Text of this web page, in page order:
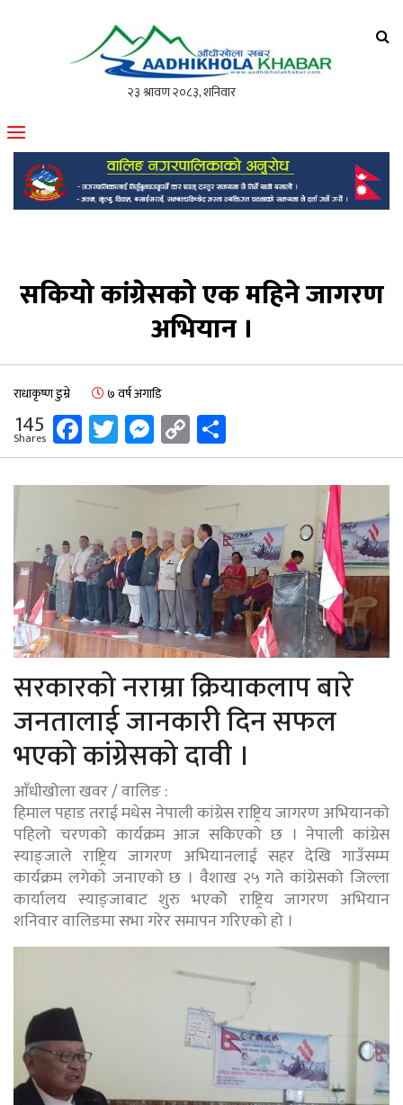
मोफसलकै लोकप्रिय अनलाइन पत्रिका
सकियो कांग्रेसको एक महिने जागरण
अभियान ।
राधाकृष्ण डुम्रे ७ वर्ष अगाडि
145
Shares Facebook
Twitter
Messenger
Copy
Link
सरकारको नराम्रा क्रियाकलाप बारे
जनतालाई जानकारी दिन सफल
भएको कांग्रेसको दावी ।
आँधीखोला खवर / वालिङ :
हिमाल पहाड तराई मधेस नेपाली कांग्रेस राष्ट्रिय जागरण अभियानको
पहिलो चरणको कार्यक्रम आज सकिएको छ । नेपाली कांग्रेस
स्याङ्जाले राष्ट्रिय जागरण अभियानलाई सहर देखि गाउँसम्म
कार्यक्रम लगेको जनाएको छ । वैशाख २५ गते कांग्रेसको जिल्ला
कार्यालय स्याङ्जाबाट शुरु भएकोे राष्ट्रिय जागरण अभियान
शनिवार वालिङमा सभा गरेर समापन गरिएको हो ।